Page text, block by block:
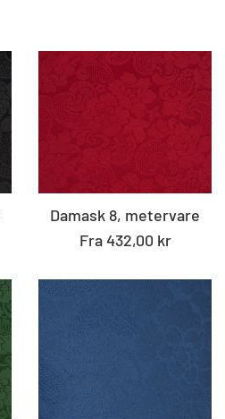
Damask 8, metervare
Fra 432,00 kr